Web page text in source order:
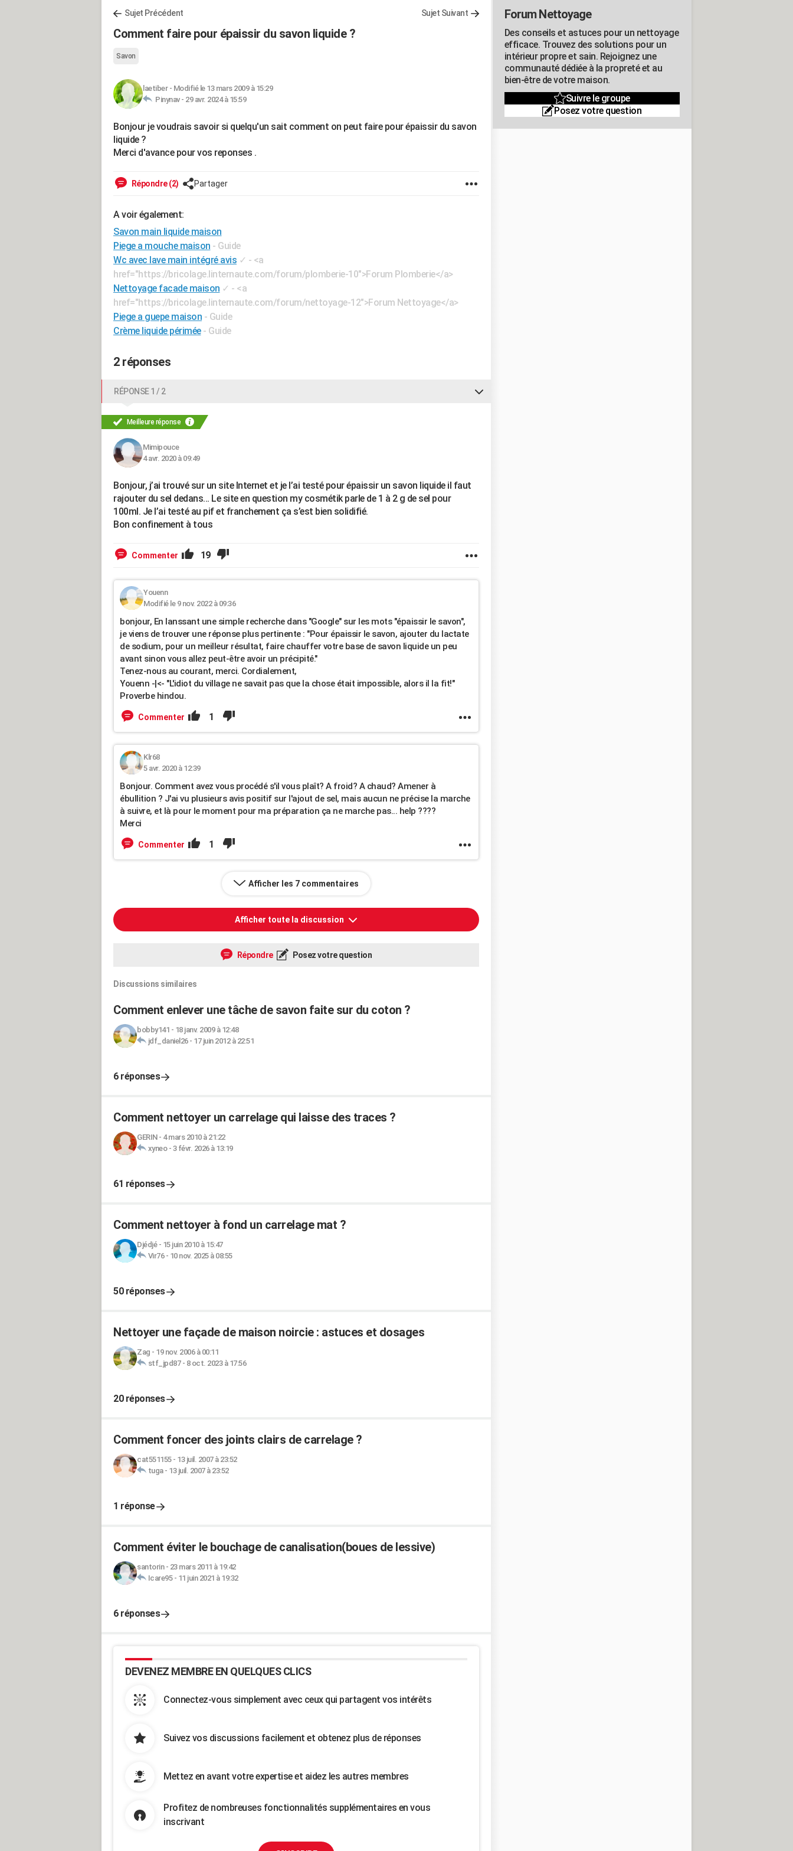
Sujet Précédent Sujet Suivant
Comment faire pour épaissir du savon liquide ?
Savon
laetiber- Modifié le 13 mars 2009 à 15:29
Pinynav - 29 avr. 2024 à 15:59
Bonjour je voudrais savoir si quelqu'un sait comment on peut faire pour épaissir du savon
liquide ?
Merci d'avance pour vos reponses .
Répondre (2) Partager
A voir également:
Savon main liquide maison
Piege a mouche maison - Guide
Wc avec lave main intégré avis ✓ - <a
href="https://bricolage.linternaute.com/forum/plomberie-10">Forum Plomberie</a>
Nettoyage facade maison ✓ - <a
href="https://bricolage.linternaute.com/forum/nettoyage-12">Forum Nettoyage</a>
Piege a guepe maison - Guide
Crème liquide périmée - Guide
2 réponses
RÉPONSE 1 / 2
Meilleure réponse
Mimipouce
4 avr. 2020 à 09:49
Bonjour, j’ai trouvé sur un site Internet et je l’ai testé pour épaissir un savon liquide il faut
rajouter du sel dedans… Le site en question my cosmétik parle de 1 à 2 g de sel pour
100ml. Je l’ai testé au pif et franchement ça s’est bien solidifié.
Bon confinement à tous
Commenter 19
Youenn
Modifié le 9 nov. 2022 à 09:36
bonjour, En lanssant une simple recherche dans "Google" sur les mots "épaissir le savon",
je viens de trouver une réponse plus pertinente : "Pour épaissir le savon, ajouter du lactate
de sodium, pour un meilleur résultat, faire chauffer votre base de savon liquide un peu
avant sinon vous allez peut-être avoir un précipité."
Tenez-nous au courant, merci. Cordialement,
Youenn -|<- "L'idiot du village ne savait pas que la chose était impossible, alors il la fit!"
Proverbe hindou.
Commenter 1
Klr68
5 avr. 2020 à 12:39
Bonjour. Comment avez vous procédé s'il vous plaît? A froid? A chaud? Amener à
ébullition ? J'ai vu plusieurs avis positif sur l'ajout de sel, mais aucun ne précise la marche
à suivre, et là pour le moment pour ma préparation ça ne marche pas... help ????
Merci
Commenter 1
Afficher les 7 commentaires
Afficher toute la discussion
Répondre Posez votre question
Discussions similaires
Comment enlever une tâche de savon faite sur du coton ?
bobby141 - 18 janv. 2009 à 12:48
jdf_daniel26- 17 juin 2012 à 22:51
6 réponses
Comment nettoyer un carrelage qui laisse des traces ?
GERIN- 4 mars 2010 à 21:22
xyneo- 3 févr. 2026 à 13:19
61 réponses
Comment nettoyer à fond un carrelage mat ?
Djédjé- 15 juin 2010 à 15:47
Vir76- 10 nov. 2025 à 08:55
50 réponses
Nettoyer une façade de maison noircie : astuces et dosages
Zag - 19 nov. 2006 à 00:11
stf_jpd87- 8 oct. 2023 à 17:56
20 réponses
Comment foncer des joints clairs de carrelage ?
cat551155- 13 juil. 2007 à 23:52
tuga- 13 juil. 2007 à 23:52
1 réponse
Comment éviter le bouchage de canalisation(boues de lessive)
santorin- 23 mars 2011 à 19:42
Icare95- 11 juin 2021 à 19:32
6 réponses
DEVENEZ MEMBRE EN QUELQUES CLICS
Connectez-vous simplement avec ceux qui partagent vos intérêts
Suivez vos discussions facilement et obtenez plus de réponses
Mettez en avant votre expertise et aidez les autres membres
Profitez de nombreuses fonctionnalités supplémentaires en vous
inscrivant
Forum Nettoyage
Des conseils et astuces pour un nettoyage
efficace. Trouvez des solutions pour un
intérieur propre et sain. Rejoignez une
communauté dédiée à la propreté et au
bien-être de votre maison.
Suivre le groupe
Posez votre question